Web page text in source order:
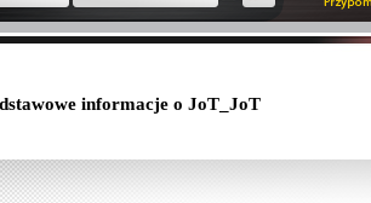
informacje o JoT_JoT